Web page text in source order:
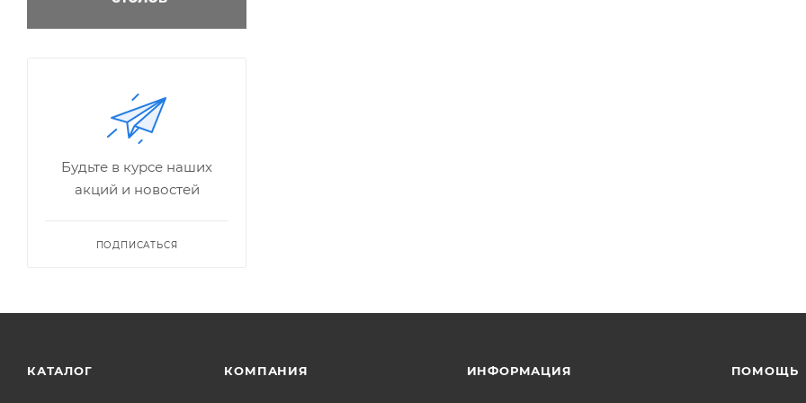
Будьте в курсе наших
акций и новостей
ПОДПИСАТЬСЯ
КАТАЛОГ КОМПАНИЯ ИНФОРМАЦИЯ ПОМОЩЬ